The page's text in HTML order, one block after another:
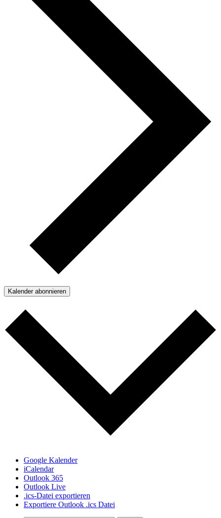
Kalender abonnieren
Google Kalender
iCalendar
Outlook 365
Outlook Live
.ics-Datei exportieren
Exportiere Outlook .ics Datei